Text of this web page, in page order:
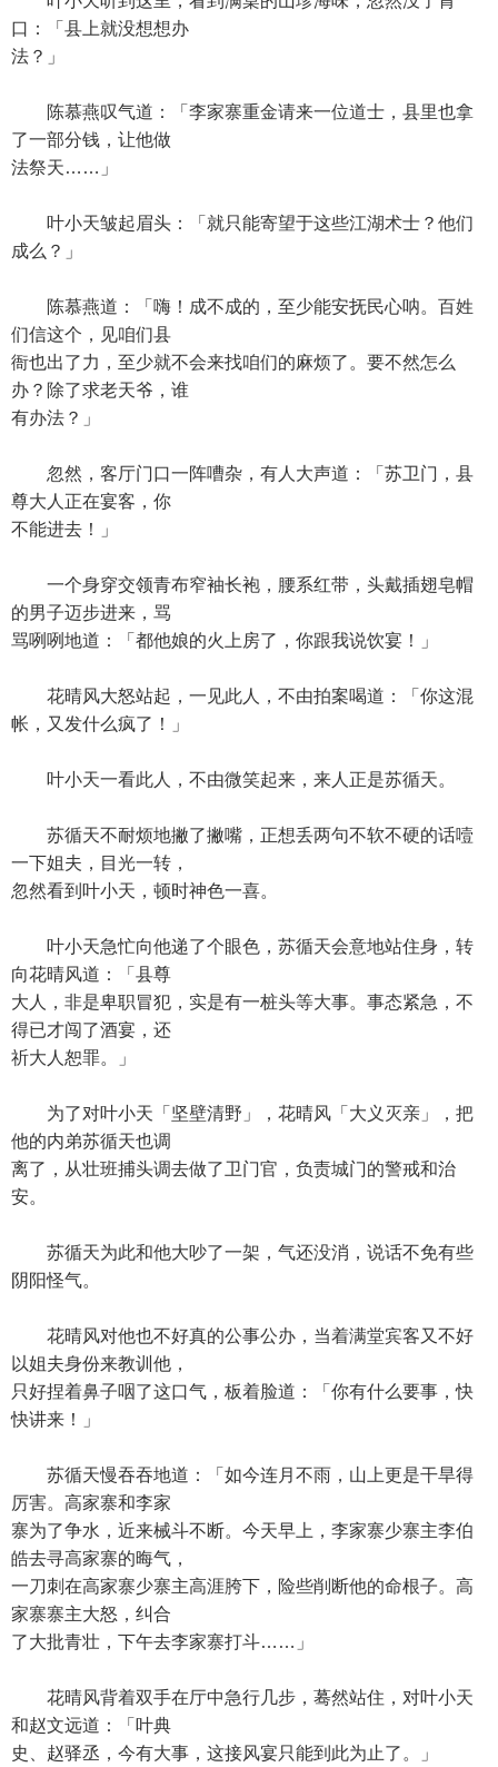
口：「县上就没想想办
法？」
陈慕燕叹气道：「李家寨重金请来一位道士，县里也拿
了一部分钱，让他做
法祭天……」
叶小天皱起眉头：「就只能寄望于这些江湖术士？他们
成么？」
陈慕燕道：「嗨！成不成的，至少能安抚民心呐。百姓
们信这个，见咱们县
衙也出了力，至少就不会来找咱们的麻烦了。要不然怎么
办？除了求老天爷，谁
有办法？」
忽然，客厅门口一阵嘈杂，有人大声道：「苏卫门，县
尊大人正在宴客，你
不能进去！」
一个身穿交领青布窄袖长袍，腰系红带，头戴插翅皂帽
的男子迈步进来，骂
骂咧咧地道：「都他娘的火上房了，你跟我说饮宴！」
花晴风大怒站起，一见此人，不由拍案喝道：「你这混
帐，又发什么疯了！」
叶小天一看此人，不由微笑起来，来人正是苏循天。
苏循天不耐烦地撇了撇嘴，正想丢两句不软不硬的话噎
一下姐夫，目光一转，
忽然看到叶小天，顿时神色一喜。
叶小天急忙向他递了个眼色，苏循天会意地站住身，转
向花晴风道：「县尊
大人，非是卑职冒犯，实是有一桩头等大事。事态紧急，不
得已才闯了酒宴，还
祈大人恕罪。」
为了对叶小天「坚壁清野」，花晴风「大义灭亲」，把
他的内弟苏循天也调
离了，从壮班捕头调去做了卫门官，负责城门的警戒和治
安。
苏循天为此和他大吵了一架，气还没消，说话不免有些
阴阳怪气。
花晴风对他也不好真的公事公办，当着满堂宾客又不好
以姐夫身份来教训他，
只好捏着鼻子咽了这口气，板着脸道：「你有什么要事，快
快讲来！」
苏循天慢吞吞地道：「如今连月不雨，山上更是干旱得
厉害。高家寨和李家
寨为了争水，近来械斗不断。今天早上，李家寨少寨主李伯
皓去寻高家寨的晦气，
一刀刺在高家寨少寨主高涯胯下，险些削断他的命根子。高
家寨寨主大怒，纠合
了大批青壮，下午去李家寨打斗……」
花晴风背着双手在厅中急行几步，蓦然站住，对叶小天
和赵文远道：「叶典
史、赵驿丞，今有大事，这接风宴只能到此为止了。」